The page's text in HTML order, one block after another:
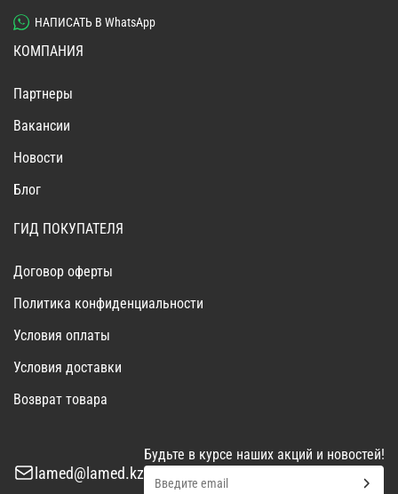
НАПИСАТЬ В WhatsApp
КОМПАНИЯ
Партнеры
Вакансии
Новости
Блог
ГИД ПОКУПАТЕЛЯ
Договор оферты
Политика конфиденциальности
Условия оплаты
Условия доставки
Возврат товара
lamed@lamed.kz
Будьте в курсе наших акций и новостей!